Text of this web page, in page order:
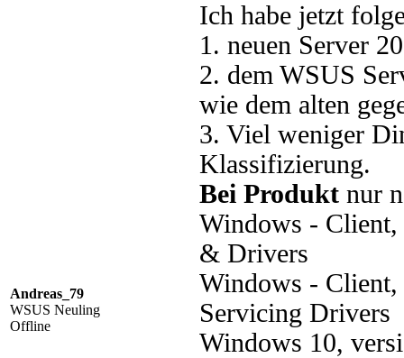
Andreas_79
WSUS Neuling
Offline
Ich habe jetzt
1. neuen Server
2. dem WSUS
wie dem alten
3. Viel weniger
Klassifizierung.
Bei Produkt nur
Windows - Client,
& Drivers
Windows - Client,
Servicing Drivers
Windows 10,